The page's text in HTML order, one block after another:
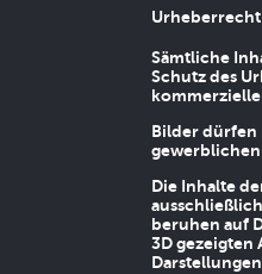
Urheberrecht
Sämtliche
Schutz des
Bilder dürfen
Die Inhalte
beruhen auf
3D gezeigten